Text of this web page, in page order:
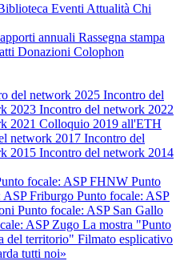
Eventi Attualità Chi
annuali Rassegna stampa
Donazioni Colophon
del network 2025 Incontro del
2023 Incontro del network 2022
2021 Colloquio 2019 all'ETH
network 2017 Incontro del
2015 Incontro del network 2014
focale: ASP FHNW Punto
ASP Friburgo Punto focale: ASP
Punto focale: ASP San Gallo
ASP Zugo La mostra "Punto
del territorio" Filmato esplicativo
tutti noi»